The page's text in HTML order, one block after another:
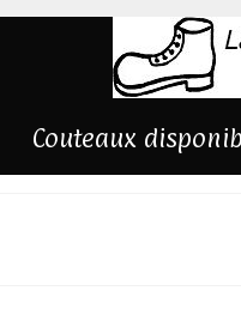
Couteaux